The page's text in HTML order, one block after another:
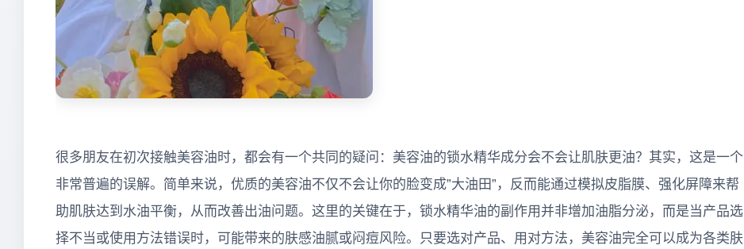
很多朋友在初次接触美容油时，都会有一个共同的疑问：美容油的锁水精华成分会不会让肌肤更油？其实，这是一个
非常普遍的误解。简单来说，优质的美容油不仅不会让你的脸变成”大油田”，反而能通过模拟皮脂膜、强化屏障来帮
助肌肤达到水油平衡，从而改善出油问题。这里的关键在于，锁水精华油的副作用并非增加油脂分泌，而是当产品选
择不当或使用方法错误时，可能带来的肤感油腻或闷痘风险。只要选对产品、用对方法，美容油完全可以成为各类肤